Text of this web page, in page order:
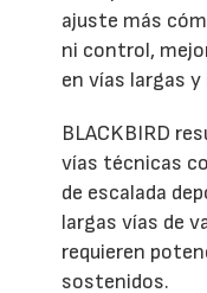
ajuste más
ni control,
en vías largas
BLACKBIRD
vías técnicas
de escalada
largas vías de
requieren
sostenidos.